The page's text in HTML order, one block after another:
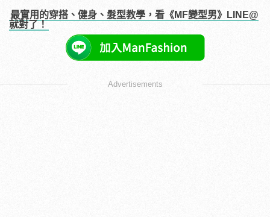
最實用的穿搭、健身、髮型教學，看《MF變型男》LINE@
就對了！
Advertisements